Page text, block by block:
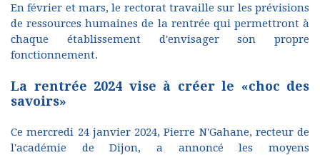
En février et mars, le rectorat travaille sur les prévisions
de ressources humaines de la rentrée qui permettront à
chaque établissement d'envisager son propre
fonctionnement.
La rentrée 2024 vise à créer le «choc des
savoirs»
Ce mercredi 24 janvier 2024, Pierre N'Gahane, recteur de
l'académie de Dijon, a annoncé les moyens